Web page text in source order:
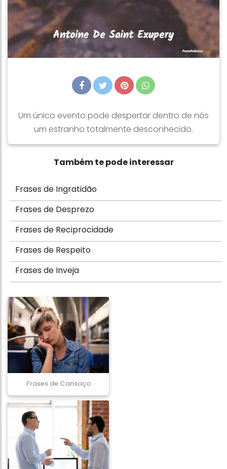
Um único evento pode despertar dentro de nós
um estranho totalmente desconhecido.
Também te pode interessar
Frases de Ingratidão
Frases de Desprezo
Frases de Reciprocidade
Frases de Respeito
Frases de Inveja
Frases de Cansaço